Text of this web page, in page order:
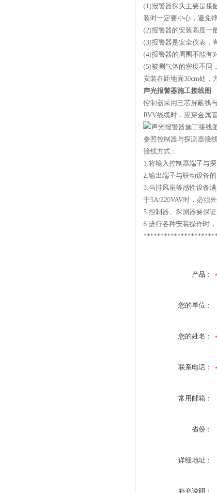
(1)报警器探头主要是接
装时一定要小心，避免
(2)报警器的安装高度一
(3)报警器是安全仪表，
(4)报警器的周围不能有
(5)被测气体的密度不同
安装在距地面30cm处，
声光报警器施工接线图
控制器采用三芯屏蔽线
RVV线缆时，应穿金属
参照控制器与探测器接
接线方式：
1.将输入控制器端子与
2.输出端子与联动设备
3.当排风扇等感性设备
于5A/220VAV时，必须
5.控制器、探测器要保
6.进行各种安装操作时
产品：
您的单位：
您的姓名：
联系电话：
常用邮箱：
省份：
详细地址：
补充说明：